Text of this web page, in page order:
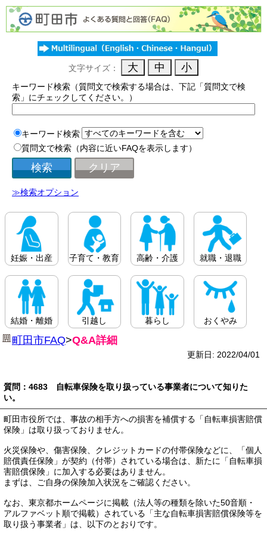
文字サイズ：
キーワード検索（質問文で検索する場合は、下記「質問文で検
索」にチェックしてください。）
キーワード検索
質問文で検索（内容に近いFAQを表示します）
≫検索オプション
妊娠・出産 子育て・教育 高齢・介護 就職・退職
結婚・離婚 引越し 暮らし おくやみ
町田市FAQ>Q&A詳細
更新日: 2022/04/01
質問：4683 自転車保険を取り扱っている事業者について知りた
い。
町田市役所では、事故の相手方への損害を補償する「自転車損害賠償
保険」は取り扱っておりません。
火災保険や、傷害保険、クレジットカードの付帯保険などに、「個人
賠償責任保険」が契約（付帯）されている場合は、新たに「自転車損
害賠償保険」に加入する必要はありません。
まずは、ご自身の保険加入状況をご確認ください。
なお、東京都ホームページに掲載（法人等の種類を除いた50音順・
アルファベット順で掲載）されている「主な自転車損害賠償保険等を
取り扱う事業者」は、以下のとおりです。